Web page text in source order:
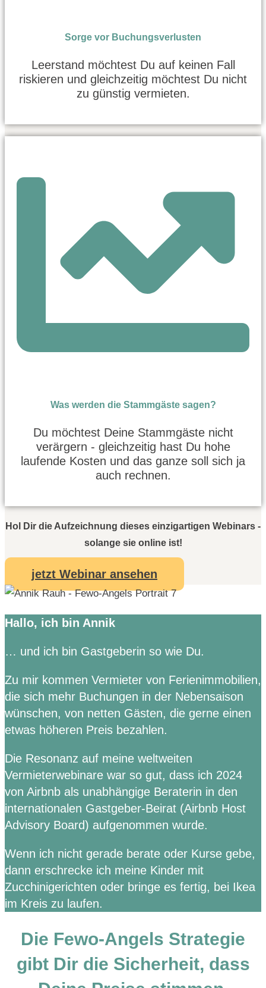
Sorge vor Buchungsverlusten
Leerstand möchtest Du auf keinen Fall
riskieren und gleichzeitig möchtest Du nicht
zu günstig vermieten.
Was werden die Stammgäste sagen?
Du möchtest Deine Stammgäste nicht
verärgern - gleichzeitig hast Du hohe
laufende Kosten und das ganze soll sich ja
auch rechnen.
Hol Dir die Aufzeichnung dieses einzigartigen Webinars -
solange sie online ist!
jetzt Webinar ansehen
Hallo, ich bin Annik
… und ich bin Gastgeberin so wie Du.
Zu mir kommen Vermieter von Ferienimmobilien,
die sich mehr Buchungen in der Nebensaison
wünschen, von netten Gästen, die gerne einen
etwas höheren Preis bezahlen.
Die Resonanz auf meine weltweiten
Vermieterwebinare war so gut, dass ich 2024
von Airbnb als unabhängige Beraterin in den
internationalen Gastgeber-Beirat (Airbnb Host
Advisory Board) aufgenommen wurde.
Wenn ich nicht gerade berate oder Kurse gebe,
dann erschrecke ich meine Kinder mit
Zucchinigerichten oder bringe es fertig, bei Ikea
im Kreis zu laufen.
Die Fewo-Angels Strategie
gibt Dir die Sicherheit, dass